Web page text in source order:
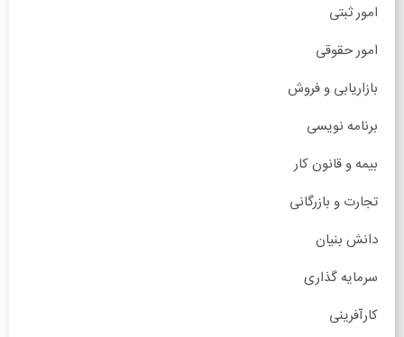
امور ثبتی
امور حقوقی
بازاریابی و فروش
برنامه نویسی
بیمه و قانون کار
تجارت و بازرگانی
دانش بنیان
سرمایه گذاری
کارآفرینی